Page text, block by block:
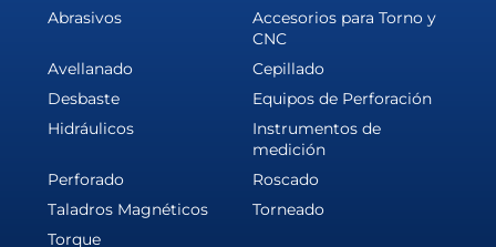
Abrasivos
Accesorios para Torno y
CNC
Avellanado
Cepillado
Desbaste
Equipos de Perforación
Hidráulicos
Instrumentos de
medición
Perforado
Roscado
Taladros Magnéticos
Torneado
Torque